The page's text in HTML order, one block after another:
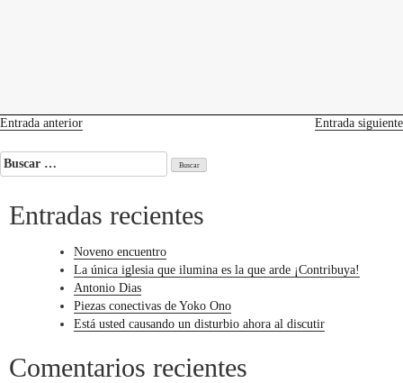
Navegación
de
Entrada anterior Entrada siguiente
Buscar:
Entradas recientes
Noveno encuentro
La única iglesia que ilumina es la que arde ¡Contribuya!
Antonio Dias
Piezas conectivas de Yoko Ono
Está usted causando un disturbio ahora al discutir
Comentarios recientes